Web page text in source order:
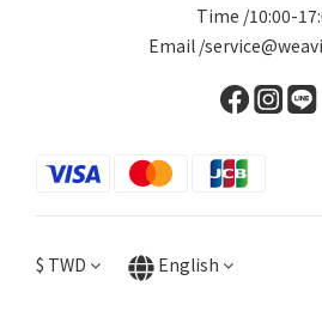
Time /10:00-
Email /
$ TWD English